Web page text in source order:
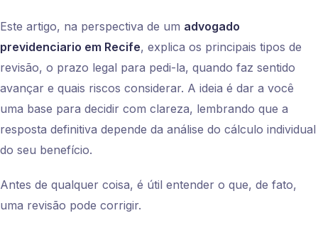
Este artigo, na perspectiva de um advogado
previdenciario em Recife, explica os principais tipos de
revisão, o prazo legal para pedi-la, quando faz sentido
avançar e quais riscos considerar. A ideia é dar a você
uma base para decidir com clareza, lembrando que a
resposta definitiva depende da análise do cálculo individual
do seu benefício.
Antes de qualquer coisa, é útil entender o que, de fato,
uma revisão pode corrigir.